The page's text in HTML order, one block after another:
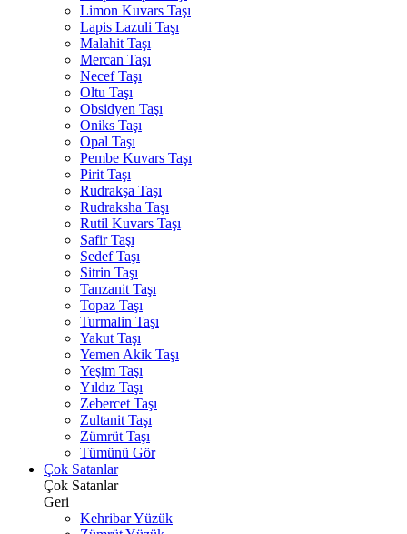
Limon Kuvars Taşı
Lapis Lazuli Taşı
Malahit Taşı
Mercan Taşı
Necef Taşı
Oltu Taşı
Obsidyen Taşı
Oniks Taşı
Opal Taşı
Pembe Kuvars Taşı
Pirit Taşı
Rudrakşa Taşı
Rudraksha Taşı
Rutil Kuvars Taşı
Safir Taşı
Sedef Taşı
Sitrin Taşı
Tanzanit Taşı
Topaz Taşı
Turmalin Taşı
Yakut Taşı
Yemen Akik Taşı
Yeşim Taşı
Yıldız Taşı
Zebercet Taşı
Zultanit Taşı
Zümrüt Taşı
Tümünü Gör
Çok Satanlar
Çok Satanlar
Geri
Kehribar Yüzük